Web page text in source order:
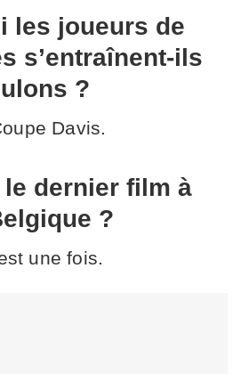
les joueurs de
s’entraînent-ils
?
Davis.
le dernier film à
?
une fois.